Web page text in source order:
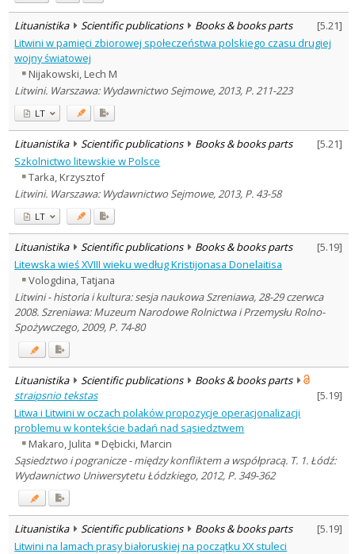
Lituanistika Scientific publications Books & books parts [5.21]
Litwini w pamięci zbiorowej społeczeństwa polskiego czasu drugiej
wojny światowej
Nijakowski, Lech M
Litwini. Warszawa: Wydawnictwo Sejmowe, 2013, P. 211-223
LT
Lituanistika Scientific publications Books & books parts [5.21]
Szkolnictwo litewskie w Polsce
Tarka, Krzysztof
Litwini. Warszawa: Wydawnictwo Sejmowe, 2013, P. 43-58
LT
Lituanistika Scientific publications Books & books parts [5.19]
Litewska wieś XVIII wieku według Kristijonasa Donelaitisa
Vologdina, Tatjana
Litwini - historia i kultura: sesja naukowa Szreniawa, 28-29 czerwca
2008. Szreniawa: Muzeum Narodowe Rolnictwa i Przemysłu Rolno-
Spożywczego, 2009, P. 74-80
Lituanistika Scientific publications
Books & books parts
straipsnio tekstas
[5.19]
Litwa i Litwini w oczach polaków propozycje operacjonalizacji
problemu w kontekście badań nad sąsiedztwem
Makaro, Julita
Dębicki, Marcin
Sąsiedztwo i pogranicze - między konfliktem a współpracą. T. 1. Łódź:
Wydawnictwo Uniwersytetu Łódzkiego, 2012, P. 349-362
Lituanistika Scientific publications Books & books parts [5.19]
Litwini na lamach prasy białoruskiej na początku XX stuleci